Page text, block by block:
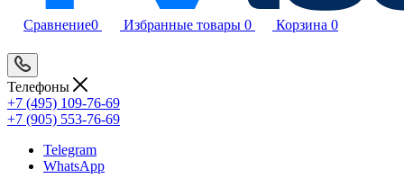
Сравнение0 Избранные товары 0 Корзина 0
Телефоны
+7 (495) 109-76-69
+7 (905) 553-76-69
Telegram
WhatsApp